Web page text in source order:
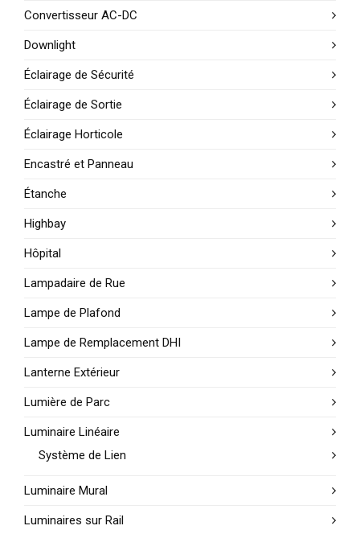
Convertisseur AC-DC
Downlight
Éclairage de Sécurité
Éclairage de Sortie
Éclairage Horticole
Encastré et Panneau
Étanche
Highbay
Hôpital
Lampadaire de Rue
Lampe de Plafond
Lampe de Remplacement DHI
Lanterne Extérieur
Lumière de Parc
Luminaire Linéaire
Système de Lien
Luminaire Mural
Luminaires sur Rail